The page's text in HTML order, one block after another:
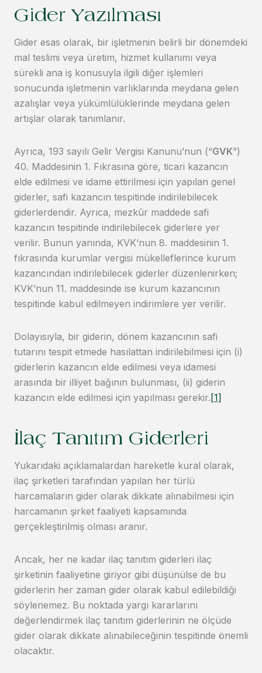
Gider Yazılması
Gider esas olarak, bir işletmenin belirli bir dönemdeki
mal teslimi veya üretim, hizmet kullanımı veya
sürekli ana iş konusuyla ilgili diğer işlemleri
sonucunda işletmenin varlıklarında meydana gelen
azalışlar veya yükümlülüklerinde meydana gelen
artışlar olarak tanımlanır.
Ayrıca, 193 sayılı Gelir Vergisi Kanunu’nun (“GVK”)
40. Maddesinin 1. Fıkrasına göre, ticari kazancın
elde edilmesi ve idame ettirilmesi için yapılan genel
giderler, safi kazancın tespitinde indirilebilecek
giderlerdendir. Ayrıca, mezkûr maddede safi
kazancın tespitinde indirilebilecek giderlere yer
verilir. Bunun yanında, KVK’nun 8. maddesinin 1.
fıkrasında kurumlar vergisi mükelleflerince kurum
kazancından indirilebilecek giderler düzenlenirken;
KVK’nun 11. maddesinde ise kurum kazancının
tespitinde kabul edilmeyen indirimlere yer verilir.
Dolayısıyla, bir giderin, dönem kazancının safi
tutarını tespit etmede hasılattan indirilebilmesi için (i)
giderlerin kazancın elde edilmesi veya idamesi
arasında bir illiyet bağının bulunması, (ii) giderin
kazancın elde edilmesi için yapılması gerekir.[1]
İlaç Tanıtım Giderleri
Yukarıdaki açıklamalardan hareketle kural olarak,
ilaç şirketleri tarafından yapılan her türlü
harcamaların gider olarak dikkate alınabilmesi için
harcamanın şirket faaliyeti kapsamında
gerçekleştirilmiş olması aranır.
Ancak, her ne kadar ilaç tanıtım giderleri ilaç
şirketinin faaliyetine giriyor gibi düşünülse de bu
giderlerin her zaman gider olarak kabul edilebildiği
söylenemez. Bu noktada yargı kararlarını
değerlendirmek ilaç tanıtım giderlerinin ne ölçüde
gider olarak dikkate alınabileceğinin tespitinde önemli
olacaktır.